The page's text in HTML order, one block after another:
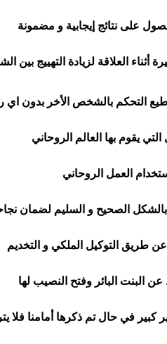
على نتائج إيجابية و مضمونة
كبير في حال تم ذكرها أمامنا فلا